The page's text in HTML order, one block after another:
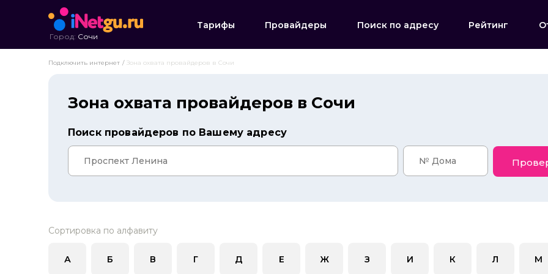
Город: Сочи
Тарифы Провайдеры Поиск по адресу Рейтинг
Подключить интернет Зона охвата провайдеров в Сочи
Зона охвата провайдеров в Сочи
Поиск провайдеров по Вашему адресу
Сортировка по алфавиту
А Б В Г Д Е Ж З И К Л М